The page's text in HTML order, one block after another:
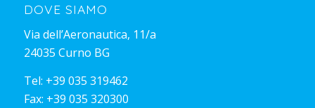
DOVE SIAMO
Via dell’Aeronautica, 11/a
24035 Curno BG
Tel: +39 035 319462
Fax: +39 035 320300